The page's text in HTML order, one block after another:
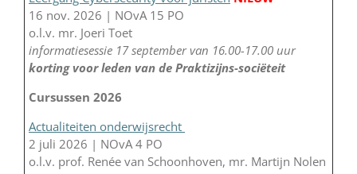
16 nov. 2026 | NOvA 15 PO
o.l.v. mr. Joeri Toet
informatiesessie 17 september van 16.00-17.00 uur
korting voor leden van de Praktizijns-sociëteit
Cursussen 2026
Actualiteiten onderwijsrecht
2 juli 2026 | NOvA 4 PO
o.l.v. prof. Renée van Schoonhoven, mr. Martijn Nolen